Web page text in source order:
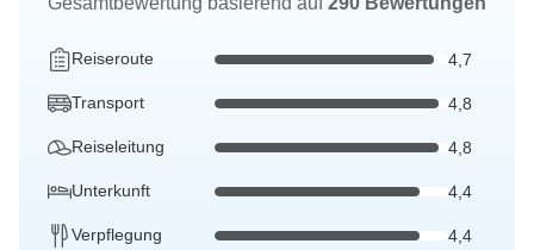
Reiseroute 4,7
Transport 4,8
Reiseleitung 4,8
Unterkunft 4,4
Verpflegung 4,4